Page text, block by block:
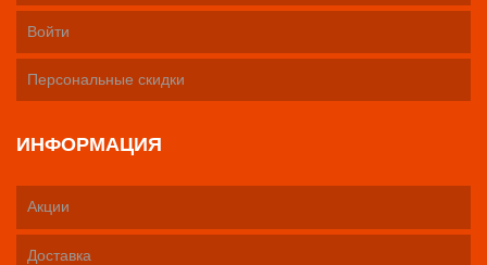
Войти
Персональные скидки
ИНФОРМАЦИЯ
Акции
Доставка